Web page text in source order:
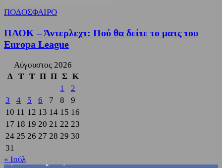
ΠΟΔΟΣΦΑΙΡΟ
ΠΑΟΚ – Άντερλεχτ: Πού θα δείτε το ματς του
Europa League
Αύγουστος 2026
Δ
Τ Τ Π Π Σ Κ
1
2
3
4 5 6 7 8
9
10 11 12 13 14 15 16
17 18 19 20 21 22 23
24 25 26 27 28 29 30
31
« Ιούλ
3,822